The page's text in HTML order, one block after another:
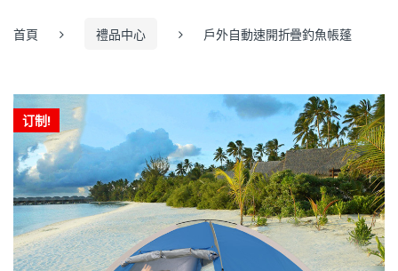
首頁 禮品中心 戶外自動速開折疊釣魚帳蓬
订制!